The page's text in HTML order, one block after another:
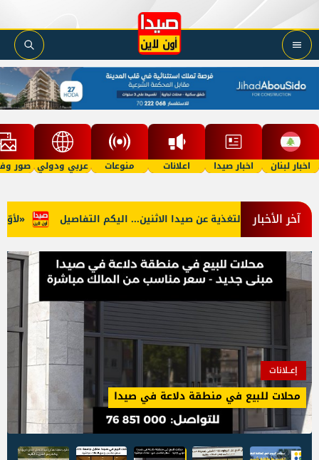
اخبار لبنان اخبار صيدا اعلانات منوعات عربي ودولي صور
آخر الأخبار «لأوّل توقف التغذية عن صيدا الاثنين... اليكم التفاصيل
إعــلانات
محلات للبيع في منطقة دلاعة في صيدا